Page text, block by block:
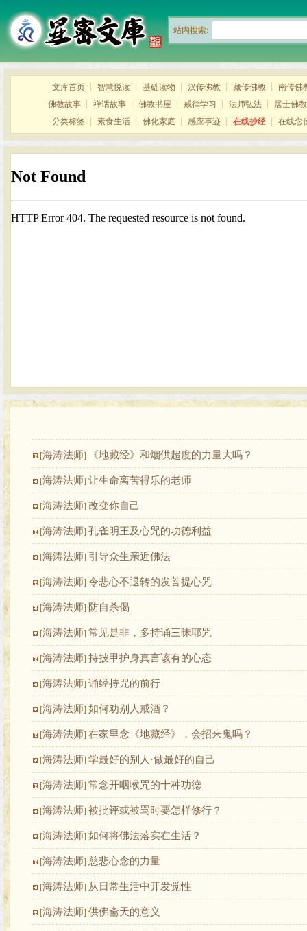
站内搜索:
文库首页 ┊ 智慧悦读 ┊ 基础读物 ┊ 汉传佛教 ┊ 藏传佛教 ┊ 南传佛
佛教故事 ┊ 禅话故事 ┊ 佛教书屋 ┊ 戒律学习 ┊ 法师弘法 ┊ 居士佛教
分类标签 ┊ 素食生活 ┊ 佛化家庭 ┊ 感应事迹 ┊ 在线抄经 ┊ 在线念
[海涛法师] 《地藏经》和烟供超度的力量大吗？
[海涛法师] 让生命离苦得乐的老师
[海涛法师] 改变你自己
[海涛法师] 孔雀明王及心咒的功德利益
[海涛法师] 引导众生亲近佛法
[海涛法师] 令悲心不退转的发菩提心咒
[海涛法师] 防自杀偈
[海涛法师] 常见是非，多持诵三昧耶咒
[海涛法师] 持披甲护身真言该有的心态
[海涛法师] 诵经持咒的前行
[海涛法师] 如何劝别人戒酒？
[海涛法师] 在家里念《地藏经》，会招来鬼吗？
[海涛法师] 学最好的别人·做最好的自己
[海涛法师] 常念开咽喉咒的十种功德
[海涛法师] 被批评或被骂时要怎样修行？
[海涛法师] 如何将佛法落实在生活？
[海涛法师] 慈悲心念的力量
[海涛法师] 从日常生活中开发觉性
[海涛法师] 供佛斋天的意义